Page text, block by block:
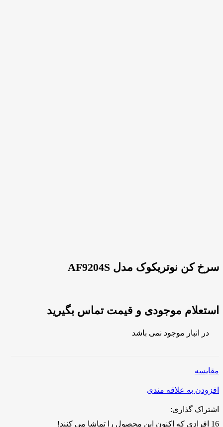
سرخ کن نوتریکوک مدل AF9204S
استعلام موجودی و قیمت تماس بگیرید
در انبار موجود نمی باشد
مقايسه
افزودن به علاقه مندی
اشتراک گذاری:
16 افرادی که اکنون این محصول را تماشا می کنند!